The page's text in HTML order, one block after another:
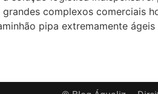
complexos comerciais
pipa extremamente